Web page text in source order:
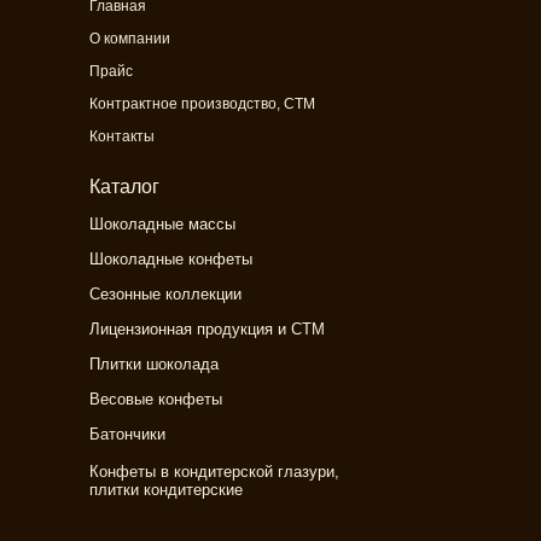
Шоколадные массы
Шоколадные конфеты
Сезонные коллекции
Лицензионная продукция и СТМ
Плитки шоколада
Весовые конфеты
Каталог
Батончики
Конфеты в кондитерской глазури,
плитки кондитерские
Прайс
Контрактное производство, СТМ
Контакты
Главная
О компании